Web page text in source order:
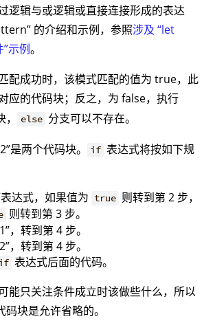
逻辑与或逻辑或直接连接形成的表达
的介绍和示例，参照涉及 “let
示例。
配成功时，该模式匹配的值为 true，此
应的代码块；反之，为 false，执行
else 分支可以不存在。
是两个代码块。 if 表达式将按如下规
达式，如果值为 true 则转到第 2 步，
则转到第 3 步。
，转到第 4 步。
，转到第 4 步。
表达式后面的代码。
能只关注条件成立时该做些什么，所以
码块是允许省略的。